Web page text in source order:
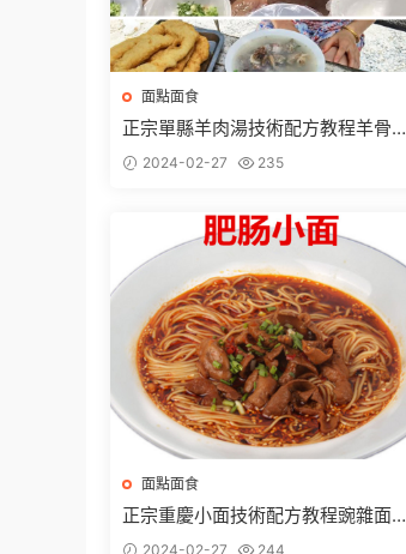
面點面食
正宗單縣羊肉湯技術配方教程羊骨湯
調料秘方制作特色小吃教程商用
2024-02-27 235
面點面食
正宗重慶小面技術配方教程豌雜面肥
腸面牛肉面排骨面開店技術
2024-02-27 244